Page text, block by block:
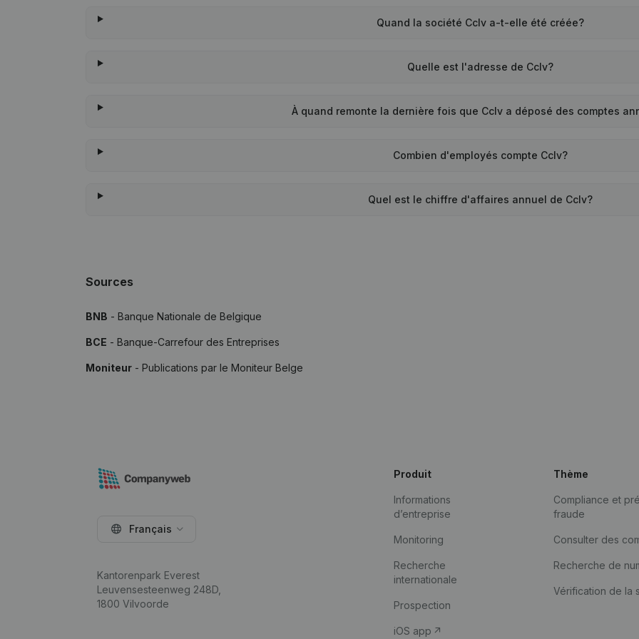
Quand la société Cclv a-t-elle été créée?
Quelle est l'adresse de Cclv?
À quand remonte la dernière fois que Cclv a déposé des comptes
Combien d'employés compte Cclv?
Quel est le chiffre d'affaires annuel de Cclv?
Sources
BNB - Banque Nationale de Belgique
BCE - Banque-Carrefour des Entreprises
Moniteur - Publications par le Moniteur Belge
Français
Kantorenpark Everest
Leuvensesteenweg 248D,
1800 Vilvoorde
Produit
Informations
d’entreprise
Monitoring
Recherche
internationale
Prospection
iOS app
Thème
Compliance et
fraude
Consulter des
Recherche de
Vérification de la